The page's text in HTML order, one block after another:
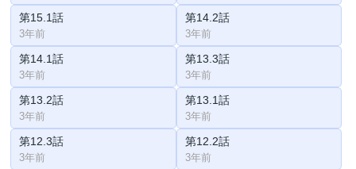
第15.1話
3年前
第14.2話
3年前
第14.1話
3年前
第13.3話
3年前
第13.2話
3年前
第13.1話
3年前
第12.3話
3年前
第12.2話
3年前